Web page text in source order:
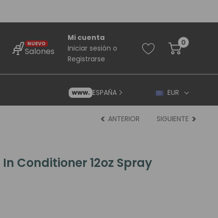
NUEVO
Salones
Mi cuenta
Iniciar sesión o
Registrarse
0
Principiantes
ESPAÑA EUR
ANTERIOR SIGUIENTE
In Conditioner 12oz Spray